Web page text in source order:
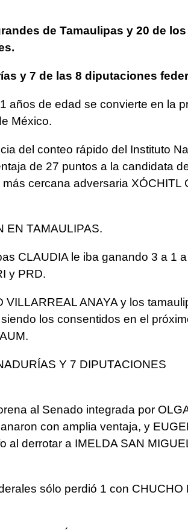
de Tamaulipas y 20 de los
y 7 de las 8 diputaciones
años de edad se convierte en la
México.
del conteo rápido del Instituto
de 27 puntos a la candidata
cercana adversaria XÓCHITL
EN TAMAULIPAS.
CLAUDIA le iba ganando 3 a 1 a
y PRD.
ANAYA y los
los consentidos en el
Y 7 DIPUTACIONES
al Senado integrada por
con amplia ventaja, y
al derrotar a IMELDA SAN
sólo perdió 1 con CHUCHO